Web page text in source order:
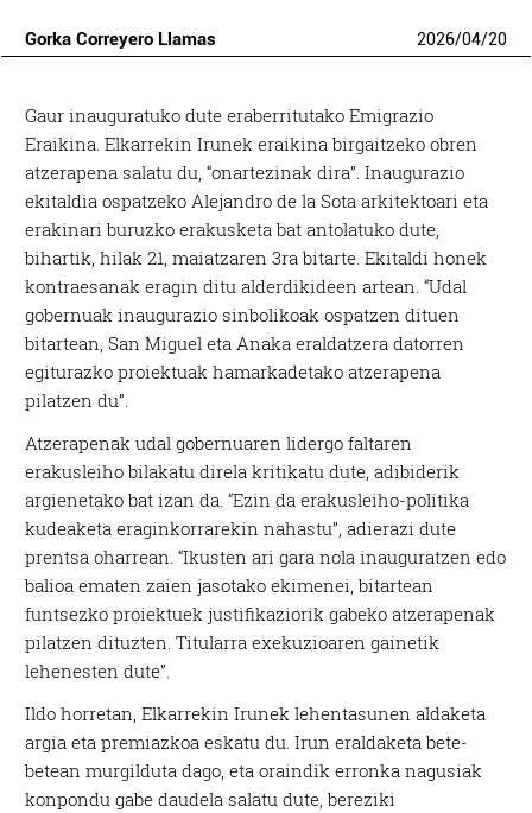
Gorka Correyero Llamas 2026/04/20
Gaur inauguratuko dute eraberritutako Emigrazio
Eraikina. Elkarrekin Irunek eraikina birgaitzeko obren
atzerapena salatu du, “onartezinak dira”. Inaugurazio
ekitaldia ospatzeko Alejandro de la Sota arkitektoari eta
erakinari buruzko erakusketa bat antolatuko dute,
bihartik, hilak 21, maiatzaren 3ra bitarte. Ekitaldi honek
kontraesanak eragin ditu alderdikideen artean. “Udal
gobernuak inaugurazio sinbolikoak ospatzen dituen
bitartean, San Miguel eta Anaka eraldatzera datorren
egiturazko proiektuak hamarkadetako atzerapena
pilatzen du”.
Atzerapenak udal gobernuaren lidergo faltaren
erakusleiho bilakatu direla kritikatu dute, adibiderik
argienetako bat izan da. “Ezin da erakusleiho-politika
kudeaketa eraginkorrarekin nahastu”, adierazi dute
prentsa oharrean. “Ikusten ari gara nola inauguratzen edo
balioa ematen zaien jasotako ekimenei, bitartean
funtsezko proiektuek justifikaziorik gabeko atzerapenak
pilatzen dituzten. Titularra exekuzioaren gainetik
lehenesten dute”.
Ildo horretan, Elkarrekin Irunek lehentasunen aldaketa
argia eta premiazkoa eskatu du. Irun eraldaketa bete-
betean murgilduta dago, eta oraindik erronka nagusiak
konpondu gabe daudela salatu dute, bereziki